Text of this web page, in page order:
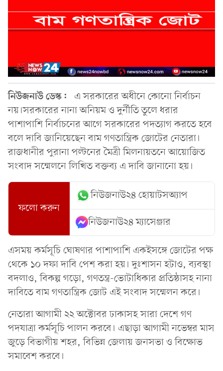
নিউজনাউ ডেস্ক:
এ সরকারের অধীনে কোনো নির্বাচন
নয়।সরকারের নানা অনিয়ম ও দুর্নীতি তুলে ধরার
পাশাপাশি নির্বাচনের আগে সরকারের পদত্যাগ করতে হবে
বলে দাবি জানিয়েছেন বাম গণতান্ত্রিক জোটের নেতারা।
রাজধানীর পুরানা পল্টনের মৈত্রী মিলনায়তনে আয়োজিত
সংবাদ সম্মেলনে লিখিত বক্তব্য এ দাবি জানানো হয়।
ফলো করুন
নিউজনাউ২৪ হোয়াটসঅ্যাপ
নিউজনাউ২৪ ম্যাসেঞ্জার
এসময় কর্মসূচি ঘোষণার পাশাপাশি একইসঙ্গে জোটের পক্ষ
থেকে ১০ দফা দাবি পেশ করা হয়। দুঃশাসন হটাও, ব্যবস্থা
বদলাও, বিকল্প গড়ো, গণতন্ত্র-ভোটাধিকার প্রতিষ্ঠাসহ নানা
দাবিতে বাম গণতান্ত্রিক জোট এই সংবাদ সম্মেলন করে।
নেতারা আগামী ২২ অক্টোবর ঢাকাসহ সারা দেশে গণ
পদযাত্রা কর্মসূচি পালন করবে। এছাড়া আগামী নভেম্বর মাস
জুড়ে বিভাগীয় শহর, বিভিন্ন জেলায় জনসভা ও বিক্ষোভ
সমাবেশ করবে।